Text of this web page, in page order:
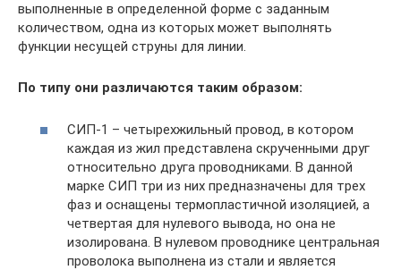
выполненные в определенной форме с заданным
количеством, одна из которых может выполнять
функции несущей струны для линии.
По типу они различаются таким образом:
СИП-1 – четырехжильный провод, в котором
каждая из жил представлена скрученными друг
относительно друга проводниками. В данной
марке СИП три из них предназначены для трех
фаз и оснащены термопластичной изоляцией, а
четвертая для нулевого вывода, но она не
изолирована. В нулевом проводнике центральная
проволока выполнена из стали и является